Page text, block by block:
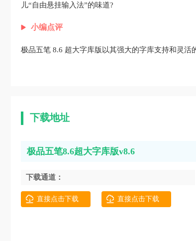
儿“自由悬挂输入法”的味道?
小编点评
极品五笔 8.6 超大字库版以其强大的字库支持和灵活
下载地址
极品五笔8.6超大字库版v8.6
下载通道：
直接点击下载 直接点击下载